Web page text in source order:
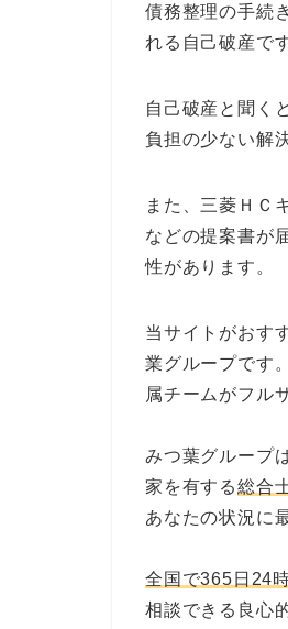
債務整理の手続
れる自己破産です
自己破産と聞く
負担の少ない解
また、三菱ＨＣ
などの提案書が
性があります。
当サイトがおす
業グループです
属チームがフル
みつ葉グループ
家を有する総合
あなたの状況に
全国で365日24
相談できる良心